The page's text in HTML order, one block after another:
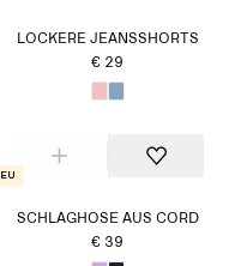
LOCKERE JEANSSHORTS
€ 29
SCHLAGHOSE AUS CORD
€ 39